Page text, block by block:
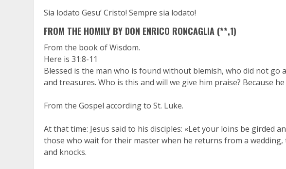
Sia lodato Gesu’ Cristo! Sempre sia lodato!
FROM THE HOMILY BY DON ENRICO RONCAGLIA (**,1)
From the book of Wisdom.
Here is 31:8-11
Blessed is the man who is found without blemish, who did not
and treasures. Who is this and will we give him praise? Because
From the Gospel according to St. Luke.
At that time: Jesus said to his disciples: «Let your loins be girded
those who wait for their master when he returns from a
and knocks.